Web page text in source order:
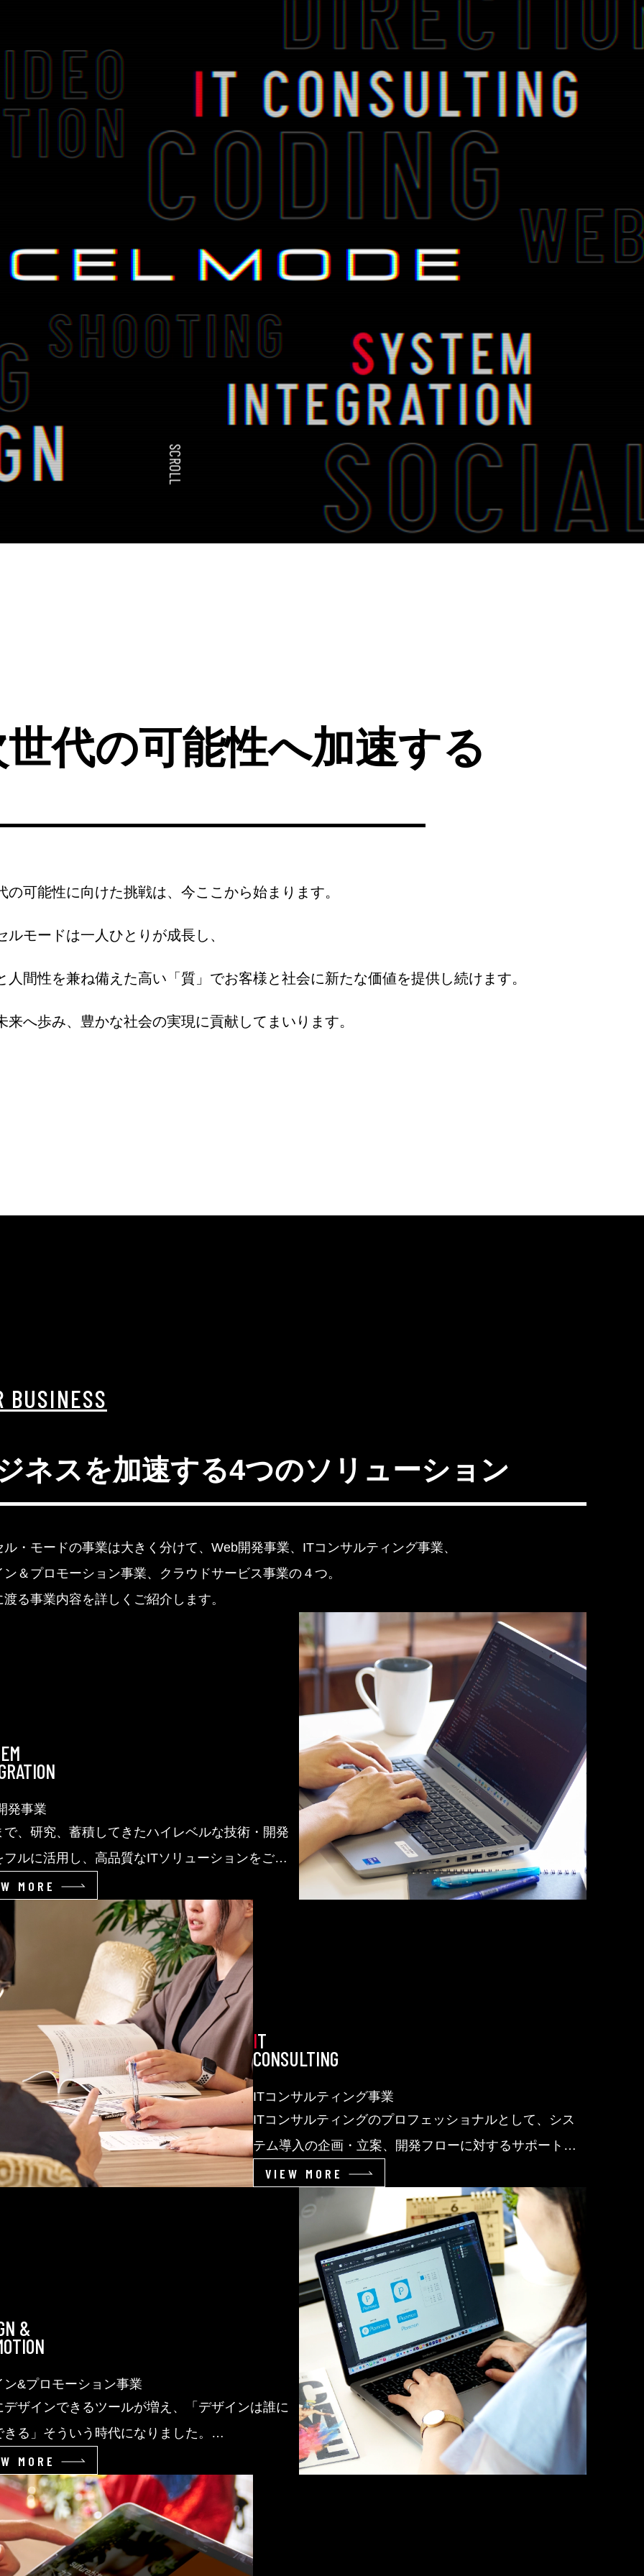
SCROLL
代の可能性へ加速する
の可能性に向けた挑戦は、今ここから始まります。
ルモードは一人ひとりが成長し、
人間性を兼ね備えた高い「質」でお客様と社会に新たな価値を提供し続けます。
来へ歩み、豊かな社会の実現に貢献してまいります。
BUSINESS
ネスを加速する4つのソリューション
ル・モードの事業は大きく分けて、Web開発事業、ITコンサルティング事業、
ン＆プロモーション事業、クラウドサービス事業の４つ。
渡る事業内容を詳しくご紹介します。
発事業
で、研究、蓄積してきたハイレベルな技術・開発
フルに活用し、高品質なITソリューションをご提
規模の大小にかかわらず、お客様の業務形態に合
適なITシステムを実現します。
MORE
IT
CONSULTING
ITコンサルティング事業
ITコンサルティングのプロフェッショナルとして、シス
テム導入の企画・立案、開発フローに対するサポート、
さらにシステム開発自体のアプローチまで、多角的な視
点から評価・分析し、よりフレキシブルで、付加価値の
高いサービスを実現しています。
VIEW MORE
&
ン&プロモーション事業
デザインできるツールが増え、「デザインは誰に
きる」そういう時代になりました。
“優れたデザイン”が誰にでもつくれるかという
うではありません。
はデザインのプロフェッショナルとして、卓越し
ュニケーションをご提案いたします。
MORE